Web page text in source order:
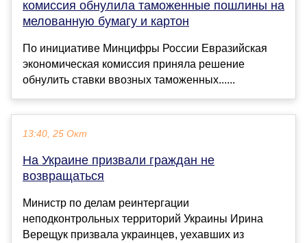
комиссия обнулила таможенные пошлины на
мелованную бумагу и картон
По инициативе Минцифры России Евразийская
экономическая комиссия приняла решение
обнулить ставки ввозных таможенных......
13:40, 25 Окт
На Украине призвали граждан не
возвращаться
Министр по делам реинтергации
неподконтрольных территорий Украины Ирина
Верещук призвала украинцев, уехавших из